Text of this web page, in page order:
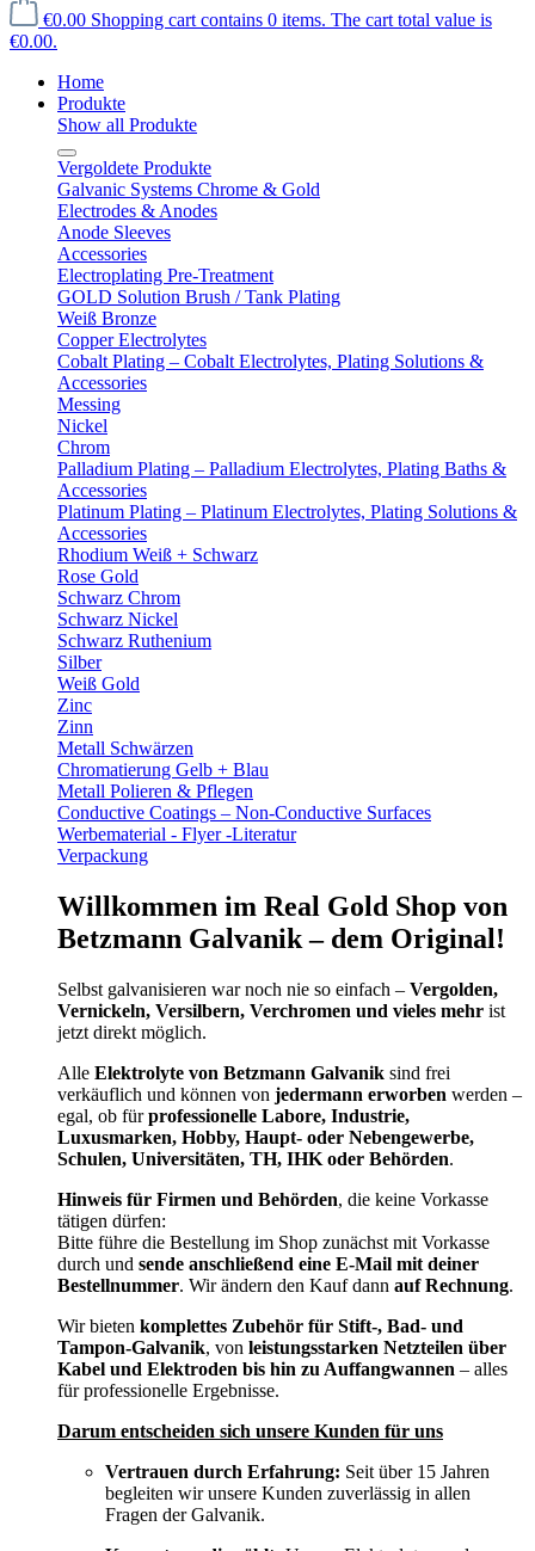
€0.00 Shopping cart contains 0 items. The cart total value is
€0.00.
Home
Produkte
Show all Produkte
Vergoldete Produkte
Galvanic Systems Chrome & Gold
Electrodes & Anodes
Anode Sleeves
Accessories
Electroplating Pre-Treatment
GOLD Solution Brush / Tank Plating
Weiß Bronze
Copper Electrolytes
Cobalt Plating – Cobalt Electrolytes, Plating Solutions &
Accessories
Messing
Nickel
Chrom
Palladium Plating – Palladium Electrolytes, Plating Baths &
Accessories
Platinum Plating – Platinum Electrolytes, Plating Solutions &
Accessories
Rhodium Weiß + Schwarz
Rose Gold
Schwarz Chrom
Schwarz Nickel
Schwarz Ruthenium
Silber
Weiß Gold
Zinc
Zinn
Metall Schwärzen
Chromatierung Gelb + Blau
Metall Polieren & Pflegen
Conductive Coatings – Non-Conductive Surfaces
Werbematerial - Flyer -Literatur
Verpackung
Willkommen im Real Gold Shop von
Betzmann Galvanik – dem Original!
Selbst galvanisieren war noch nie so einfach – Vergolden,
Vernickeln, Versilbern, Verchromen und vieles mehr ist
jetzt direkt möglich.
Alle Elektrolyte von Betzmann Galvanik sind frei
verkäuflich und können von jedermann erworben werden –
egal, ob fürprofessionelle Labore, Industrie,
Luxusmarken, Hobby, Haupt- oder Nebengewerbe,
Schulen, Universitäten, TH, IHK oder Behörden.
Hinweis für Firmen und Behörden, die keine Vorkasse
tätigen dürfen:
Bitte führe die Bestellung im Shop zunächst mit Vorkasse
durch und sende anschließend eine E-Mail mit deiner
Bestellnummer. Wir ändern den Kauf dann auf Rechnung.
Wir bieten komplettes Zubehör für Stift-, Bad- und
Tampon-Galvanik, von leistungsstarken Netzteilen über
Kabel und Elektroden bis hin zu Auffangwannen – alles
für professionelle Ergebnisse.
Darum entscheiden sich unsere Kunden für uns
Vertrauen durch Erfahrung: Seit über 15 Jahren
begleiten wir unsere Kunden zuverlässig in allen
Fragen der Galvanik.